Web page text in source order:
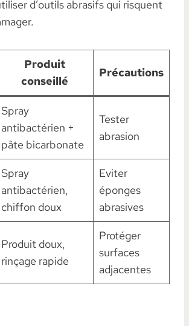
d’outils abrasifs qui risquent
Produit
conseillé
Précautions
Spray
antibactérien +
pâte bicarbonate
Tester
abrasion
Spray
antibactérien,
chiffon doux
Eviter
éponges
abrasives
Produit doux,
rinçage rapide
Protéger
surfaces
adjacentes